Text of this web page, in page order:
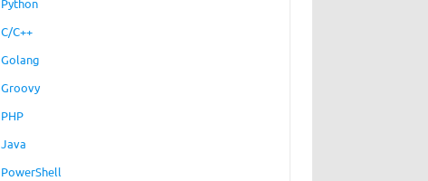
Python
C/C++
Golang
Groovy
PHP
Java
PowerShell